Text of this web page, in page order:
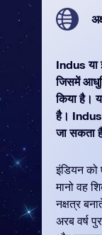
Indus या
जिसमें
किया है।
है। Indus
जा सकता
इंडियन को
मानो वह
नक्षत्र
अरब वर्ष